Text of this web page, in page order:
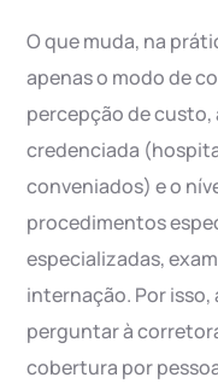
O que muda, na
apenas o modo de
percepção de custo,
credenciada
conveniados) e o
procedimentos
especializadas,
internação. Por
perguntar à
cobertura por